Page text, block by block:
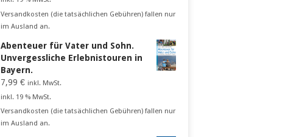
Versandkosten (die tatsächlichen Gebühren) fallen nur
im Ausland an.
Abenteuer für Vater und Sohn.
Unvergessliche Erlebnistouren in
Bayern.
7,99€ inkl. MwSt.
inkl. 19 % MwSt.
Versandkosten (die tatsächlichen Gebühren) fallen nur
im Ausland an.